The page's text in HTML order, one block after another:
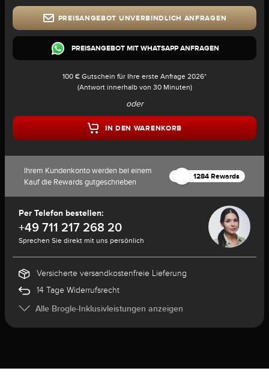
PREISANGEBOT UNVERBINDLICH ANFRAGEN
PREISANGEBOT MIT WHATSAPP ANFRAGEN
100 € Gutschein für Ihre erste Anfrage 2026*
(Antwort innerhalb von 30 Minuten)
oder
IN DEN WARENKORB
Ihrem Kundenkonto werden bei einem
Kauf die Rewards gutgeschrieben
1284 Rewards
Per Telefon bestellen:
+49 711 217 268 20
Sprechen Sie direkt mit uns persönlich
Versicherte versandkostenfreie Lieferung
14 Tage Widerrufsrecht
Alle Brogle-Inklusivleistungen anzeigen